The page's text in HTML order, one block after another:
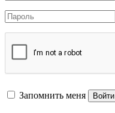
Запомнить меня Войти